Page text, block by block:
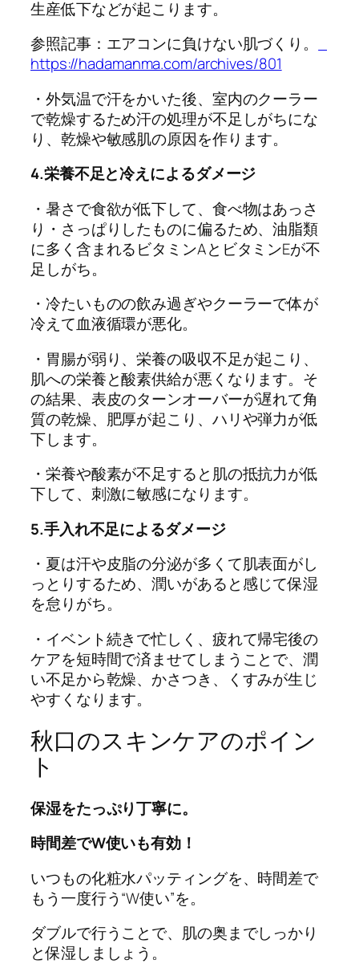
生産低下などが起こります。
参照記事：エアコンに負けない肌づくり。
https://hadamanma.com/archives/801
・外気温で汗をかいた後、室内のクーラー
で乾燥するため汗の処理が不足しがちにな
り、乾燥や敏感肌の原因を作ります。
4.栄養不足と冷えによるダメージ
・暑さで食欲が低下して、食べ物はあっさ
り・さっぱりしたものに偏るため、油脂類
に多く含まれるビタミンAとビタミンEが不
足しがち。
・冷たいものの飲み過ぎやクーラーで体が
冷えて血液循環が悪化。
・胃腸が弱り、栄養の吸収不足が起こり、
肌への栄養と酸素供給が悪くなります。そ
の結果、表皮のターンオーバーが遅れて角
質の乾燥、肥厚が起こり、ハリや弾力が低
下します。
・栄養や酸素が不足すると肌の抵抗力が低
下して、刺激に敏感になります。
5.手入れ不足によるダメージ
・夏は汗や皮脂の分泌が多くて肌表面がし
っとりするため、潤いがあると感じて保湿
を怠りがち。
・イベント続きで忙しく、疲れて帰宅後の
ケアを短時間で済ませてしまうことで、潤
い不足から乾燥、かさつき、くすみが生じ
やすくなります。
秋口のスキンケアのポイン
ト
保湿をたっぷり丁寧に。
時間差でW使いも有効！
いつもの化粧水パッティングを、時間差で
もう一度行う“W使い”を。
ダブルで行うことで、肌の奥までしっかり
と保湿しましょう。